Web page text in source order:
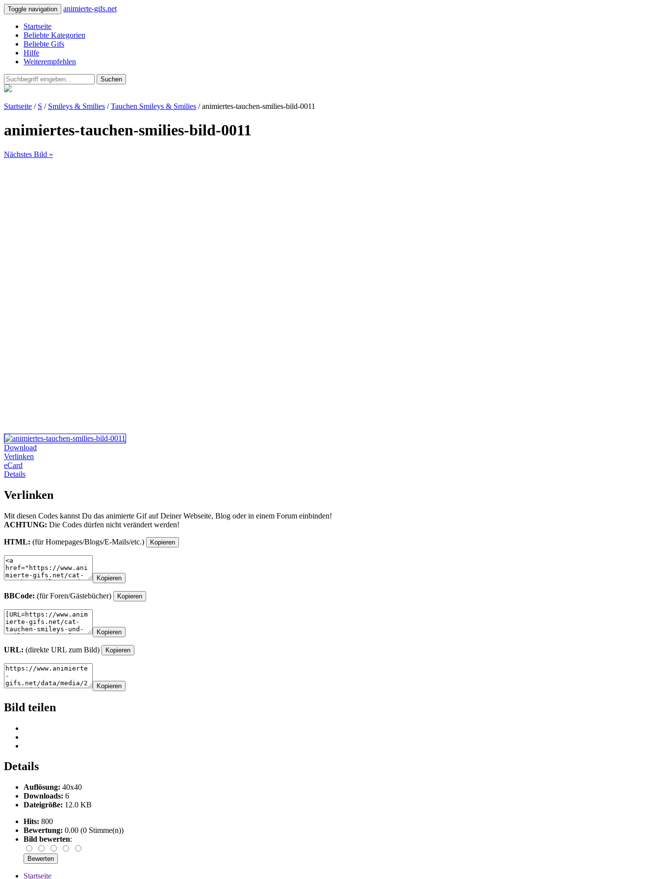
Toggle navigation animierte-gifs.net
Startseite
Beliebte Kategorien
Beliebte Gifs
Hilfe
Weiterempfehlen
Suchen
Startseite / S / Smileys & Smilies /Tauchen Smileys & Smilies / animiertes-tauchen-smilies-bild-0011
animiertes-tauchen-smilies-bild-0011
Nächstes Bild »
Download
Verlinken
eCard
Details
Verlinken
Mit diesen Codes kannst Du das animierte Gif auf Deiner Webseite, Blog oder in einem Forum einbinden!
ACHTUNG: Die Codes dürfen nicht verändert werden!
HTML: (für Homepages/Blogs/E-Mails/etc.) Kopieren
Kopieren
BBCode: (für Foren/Gästebücher) Kopieren
Kopieren
URL: (direkte URL zum Bild) Kopieren
Kopieren
Bild teilen
Details
Auflösung: 40x40
Downloads: 6
Dateigröße: 12.0 KB
Hits: 800
Bewertung: 0.00 (0 Stimme(n))
Bild bewerten:
Startseite